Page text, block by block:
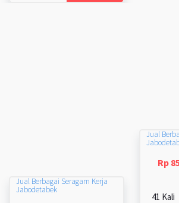
Jual
Rp
41 Kali
Jual Berbagai Seragam Kerja
Jabodetabek